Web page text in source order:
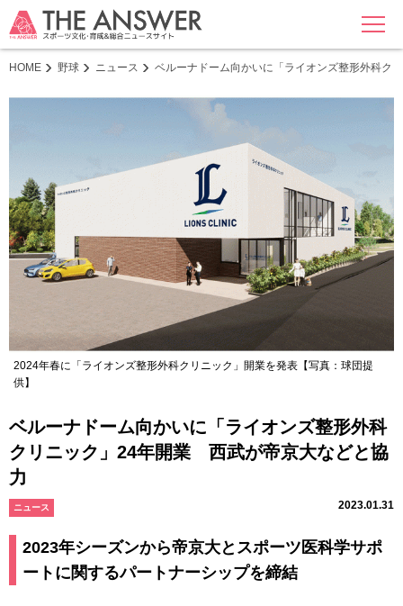
MENU
HOME 野球 ニュース ベルーナドーム向かいに「ライオンズ整形外科
2024年春に「ライオンズ整形外科クリニック」開業を発表【写真：球団提
供】
ベルーナドーム向かいに「ライオンズ整形外科
クリニック」24年開業 西武が帝京大などと協
力
ニュース 2023.01.31
2023年シーズンから帝京大とスポーツ医科学サポ
ートに関するパートナーシップを締結